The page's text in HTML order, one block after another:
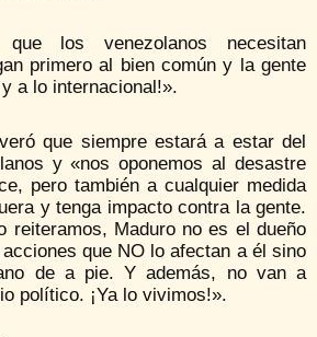
que los venezolanos necesitan
primero al bien común y la gente
a lo internacional!».
que siempre estará a estar del
y «nos oponemos al desastre
pero también a cualquier medida
y tenga impacto contra la gente.
reiteramos, Maduro no es el dueño
que NO lo afectan a él sino
de a pie. Y además, no van a
político. ¡Ya lo vivimos!».